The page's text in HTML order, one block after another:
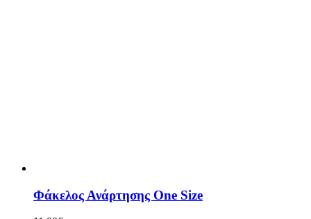
Φάκελος Ανάρτησης One Size